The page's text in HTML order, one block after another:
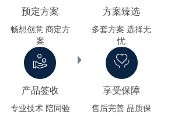
预定方案
畅想创意 商定方
案
方案臻选
多套方案 选择无
忧
产品签收
专业技术 陪同验
享受保障
售后完善 品质保